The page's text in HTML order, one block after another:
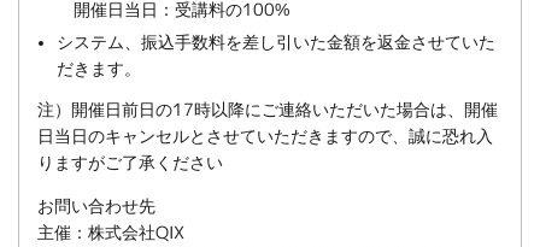
開催日当日：受講料の100%
システム、振込手数料を差し引いた金額を返金させていた
だきます。
注）開催日前日の17時以降にご連絡いただいた場合は、開催
日当日のキャンセルとさせていただきますので、誠に恐れ入
りますがご了承ください
お問い合わせ先
主催：株式会社QIX